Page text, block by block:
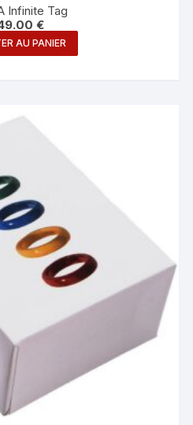
Infinite Tag
€
AU PANIER